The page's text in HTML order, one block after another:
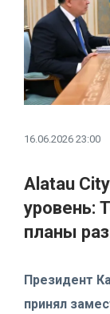
16.06.2026 23:00
Alatau
уровень:
планы
Президент
принял